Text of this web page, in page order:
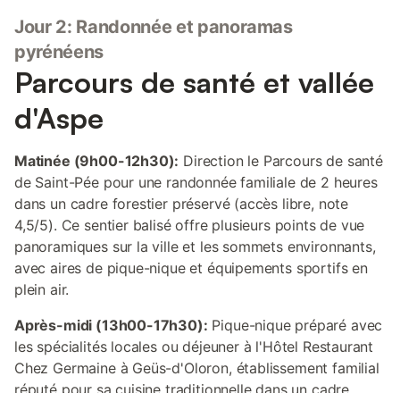
Jour 2: Randonnée et panoramas
pyrénéens
Parcours de santé et vallée
d'Aspe
Matinée (9h00-12h30): Direction le Parcours de santé
de Saint-Pée pour une randonnée familiale de 2 heures
dans un cadre forestier préservé (accès libre, note
4,5/5). Ce sentier balisé offre plusieurs points de vue
panoramiques sur la ville et les sommets environnants,
avec aires de pique-nique et équipements sportifs en
plein air.
Après-midi (13h00-17h30): Pique-nique préparé avec
les spécialités locales ou déjeuner à l'Hôtel Restaurant
Chez Germaine à Geüs-d'Oloron, établissement familial
réputé pour sa cuisine traditionnelle dans un cadre